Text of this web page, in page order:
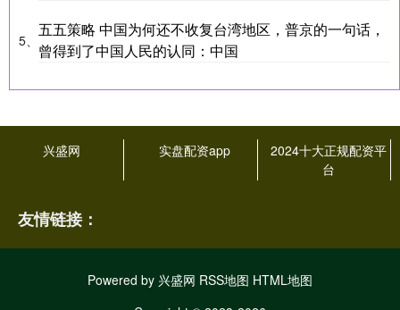
5、
五五策略 中国为何还不收复台湾地区，普京的一句话，
曾得到了中国人民的认同：中国
兴盛网 实盘配资app
2024十大正规配资平
台
友情链接：
Powered by 兴盛网 RSS地图 HTML地图